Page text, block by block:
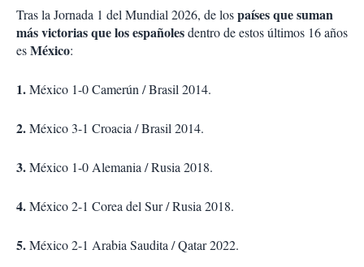
Tras la Jornada 1 del Mundial 2026, de lospaíses que suman
más victorias que los españolesdentro de estos últimos 16 años
esMéxico:
1.México 1-0 Camerún / Brasil 2014.
2.México 3-1 Croacia / Brasil 2014.
3.México 1-0 Alemania / Rusia 2018.
4.México 2-1 Corea del Sur / Rusia 2018.
5.México 2-1 Arabia Saudita / Qatar 2022.